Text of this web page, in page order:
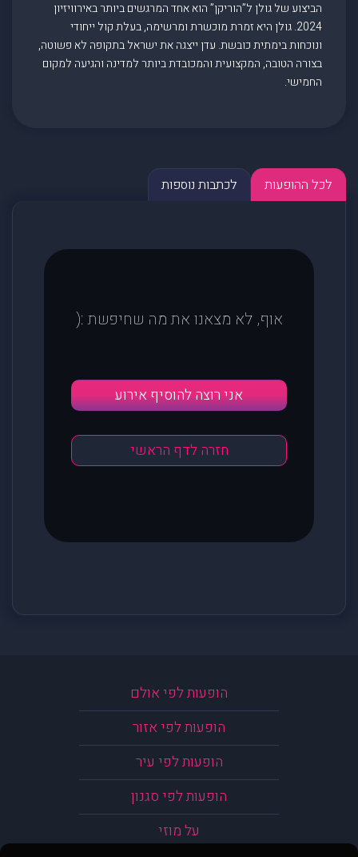
הביצוע של גולן ל”הוריקן” הוא אחד המרגשים ביותר באירוויזיון
2024. גולן היא זמרת מוכשרת ומרשימה, בעלת קול ייחודי
ונוכחות בימתית כובשת. עדן ייצגה את ישראל בתקופה לא פשוטה,
בצורה הטובה, המקצועית והמכובדת ביותר למדינה והגיעה למקום
החמישי.
לכל ההופעות לכתבות נוספות
אוף, לא מצאנו את מה שחיפשת :(
אני רוצה להוסיף אירוע
חזרה לדף הראשי
הופעות לפי אולם
הופעות לפי אזור
הופעות לפי עיר
הופעות לפי סגנון
על מוזי